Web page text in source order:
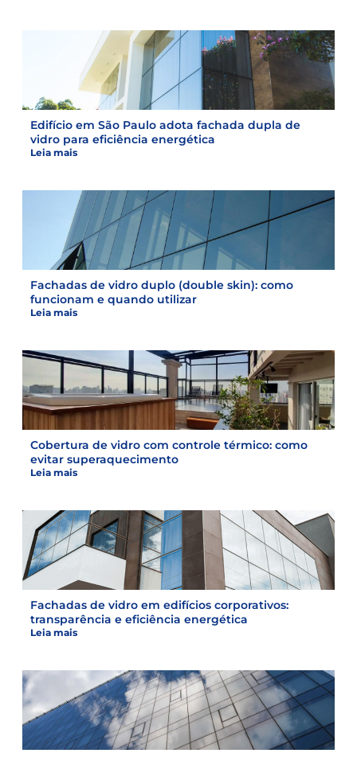
Edifício em São Paulo adota fachada dupla de
vidro para eficiência energética
Leia mais
Fachadas de vidro duplo (double skin): como
funcionam e quando utilizar
Leia mais
Cobertura de vidro com controle térmico: como
evitar superaquecimento
Leia mais
Fachadas de vidro em edifícios corporativos:
transparência e eficiência energética
Leia mais